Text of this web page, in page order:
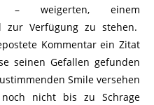
– weigerten, einem
zur Verfügung zu stehen.
Kommentar ein Zitat
seinen Gefallen gefunden
Smile versehen
nicht bis zu Schrage